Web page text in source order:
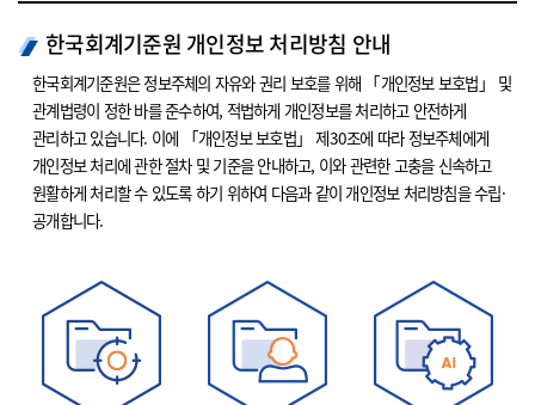
한국회계기준원 개인정보 처리방침 안내
한국회계기준원은 정보주체의 자유와 권리 보호를 위해 「개인정보 보호법」 및
관계법령이 정한 바를 준수하여, 적법하게 개인정보를 처리하고 안전하게
관리하고 있습니다. 이에 「개인정보 보호법」 제30조에 따라 정보주체에게
개인정보 처리에 관한 절차 및 기준을 안내하고, 이와 관련한 고충을 신속하고
원활하게 처리할 수 있도록 하기 위하여 다음과 같이 개인정보 처리방침을 수립·
공개합니다.